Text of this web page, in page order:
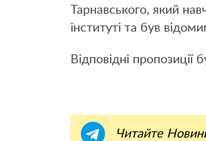
Тарнавського, який
інституті та був
Відповідні пропозиції
Читайте